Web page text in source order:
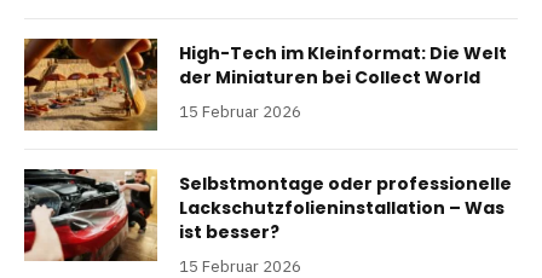
High-Tech im Kleinformat: Die Welt
der Miniaturen bei Collect World
15 Februar 2026
Selbstmontage oder professionelle
Lackschutzfolieninstallation – Was
ist besser?
15 Februar 2026